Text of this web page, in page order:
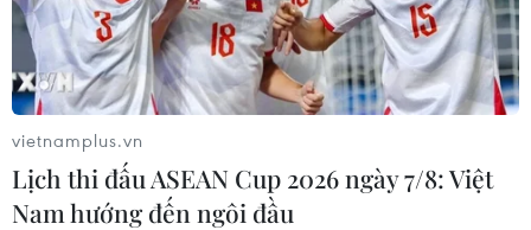
vietnamplus.vn
Lịch thi đấu ASEAN Cup 2026 ngày 7/8: Việt
Nam hướng đến ngôi đầu